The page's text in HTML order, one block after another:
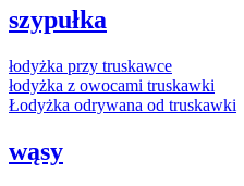
szypułka
łodyżka przy truskawce
łodyżka z owocami truskawki
Łodyżka odrywana od truskawki
wąsy